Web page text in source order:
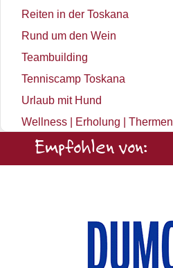
Reiten in der Toskana
Rund um den Wein
Teambuilding
Tenniscamp Toskana
Urlaub mit Hund
Wellness | Erholung | Thermen
Empfohlen von: